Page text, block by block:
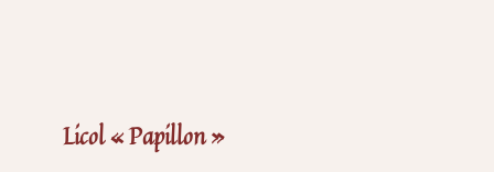
Licol « Papillon »